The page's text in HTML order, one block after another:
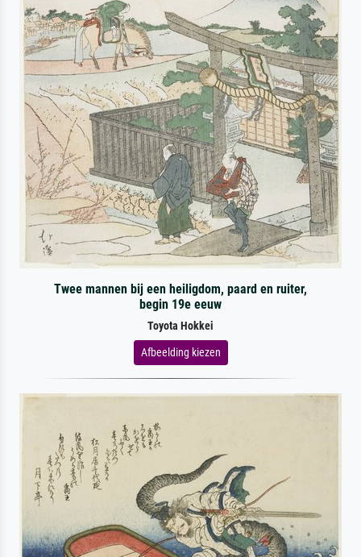
Twee mannen bij een heiligdom, paard en ruiter,
begin 19e eeuw
Toyota Hokkei
Afbeelding kiezen